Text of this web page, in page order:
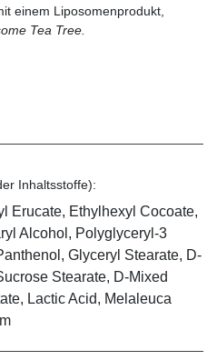
einem Liposomenprodukt,
Tea Tree.
Inhaltsstoffe):
Erucate, Ethylhexyl Cocoate,
Alcohol, Polyglyceryl-3
Glyceryl Stearate, D-
Stearate, D-Mixed
Lactic Acid, Melaleuca